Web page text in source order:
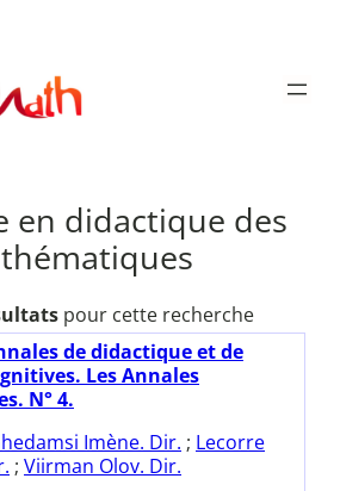
en didactique des
pour cette recherche
de didactique et de
Les Annales
N° 4.
Imène. Dir. ; Lecorre
; Viirman Olov. Dir.